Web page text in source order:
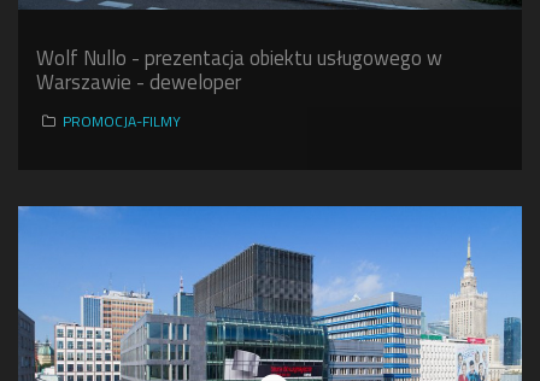
Wolf Nullo - prezentacja obiektu usługowego w
Warszawie - deweloper
PROMOCJA-FILMY